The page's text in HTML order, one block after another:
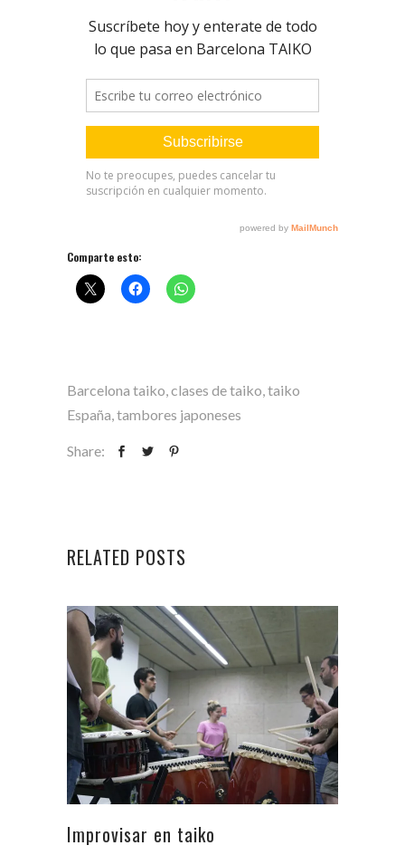
Comparte esto:
Barcelona taiko,clases de taiko,taiko
España,tambores japoneses
Share:
RELATED POSTS
Improvisar en taiko